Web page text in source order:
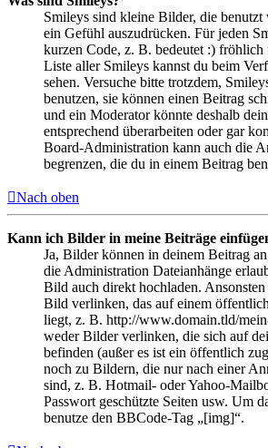
Smileys sind kleine Bilder, die benutzt
ein Gefühl auszudrücken. Für jeden
kurzen Code, z. B. bedeutet :)
Liste aller Smileys kannst du beim
sehen. Versuche bitte trotzdem,
benutzen, sie können einen Beitrag
und ein Moderator könnte deshalb
entsprechend überarbeiten oder gar
Board-Administration kann auch die
begrenzen, die du in einem Beitrag
Nach oben
Kann ich Bilder in meine Beiträge
Ja, Bilder können in deinem Beitrag
die Administration Dateianhänge
Bild auch direkt hochladen.
Bild verlinken, das auf einem
liegt, z. B. http://www.domain.tld/
weder Bilder verlinken, die sich auf
befinden (außer es ist ein öffentlich
noch zu Bildern, die nur nach einer
sind, z. B. Hotmail- oder Yahoo-
Passwort geschützte Seiten usw. Um
benutze den BBCode-Tag „[img]“.